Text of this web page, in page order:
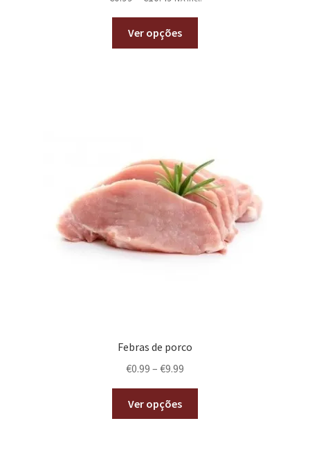
Ver opções
Febras de porco
€0.99 – €9.99
Ver opções